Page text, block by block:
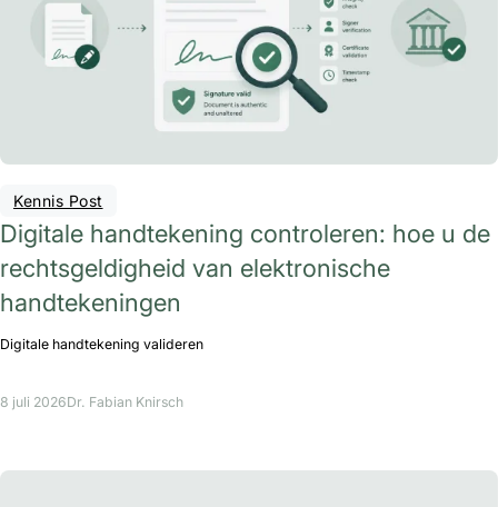
Kennis Post
Digitale handtekening controleren: hoe u de
rechtsgeldigheid van elektronische
handtekeningen
Digitale handtekening valideren
8 juli 2026Dr. Fabian Knirsch